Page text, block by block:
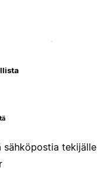
sähköpostia tekijälle